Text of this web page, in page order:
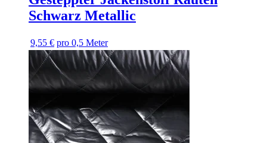
Schwarz Metallic
9,55 € pro 0,5 Meter